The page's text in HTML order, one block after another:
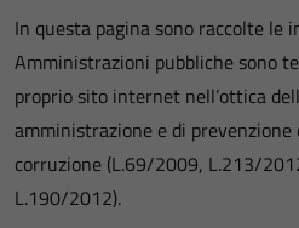
In questa pagina sono raccolte le
Amministrazioni pubbliche sono
proprio sito internet nell’ottica
amministrazione e di
corruzione (L.69/2009, L.213/
L.190/2012).